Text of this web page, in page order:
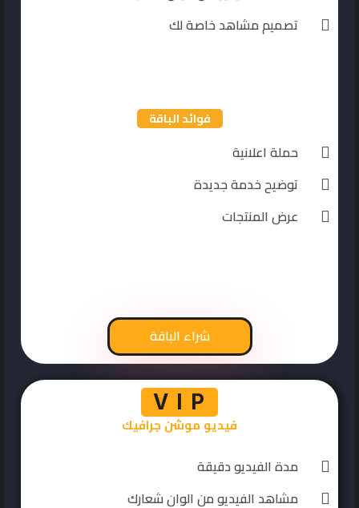
تصميم مشاهد خاصة لك
فوائد الباقة
حملة اعلانية
توضيح خدمة جديدة
عرض المنتجات
شراء الباقة
V I P
فيديو موشن جرافيك
مدة الفيديو دقيقة
مشاهد الفيديو من الوان شعارك